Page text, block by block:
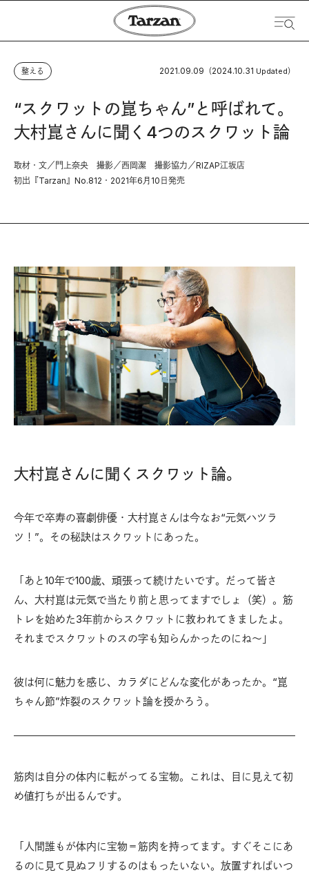
整える 2021.09.09 （2024.10.31 Updated）
“スクワットの崑ちゃん”と呼ばれて。
大村崑さんに聞く4つのスクワット論
取材・文／門上奈央 撮影／西岡潔 撮影協力／RIZAP江坂店
初出『Tarzan』No.812・2021年6月10日発売
大村崑さんに聞くスクワット論。
今年で卒寿の喜劇俳優・大村崑さんは今なお“元気ハツラ
ツ！”。その秘訣はスクワットにあった。
「あと10年で100歳、頑張って続けたいです。だって皆さ
ん、大村崑は元気で当たり前と思ってますでしょ（笑）。筋
トレを始めた3年前からスクワットに救われてきましたよ。
それまでスクワットのスの字も知らんかったのにね〜」
彼は何に魅力を感じ、カラダにどんな変化があったか。“崑
ちゃん節”炸裂のスクワット論を授かろう。
筋肉は自分の体内に転がってる宝物。これは、目に見えて初
め値打ちが出るんです。
「人間誰もが体内に宝物＝筋肉を持ってます。すぐそこにあ
るのに見て見ぬフリするのはもったいない。放置すればいつ